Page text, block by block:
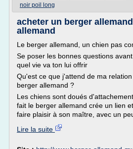
noir poil long
acheter un berger
allemand
Le berger allemand, un chien pas
Se poser les bonnes questions
quel vie va ton lui offrir
Qu'est ce que j'attend de ma
berger allemand ?
Les chiens sont doués
fait le berger allemand crée un lien
faire plaisir à son maître, avec un
Lire la suite